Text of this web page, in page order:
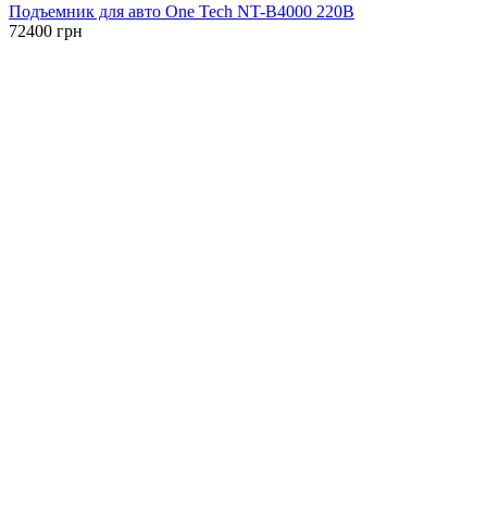
Подъемник для авто One Tech NT-B4000 220В
72400 грн